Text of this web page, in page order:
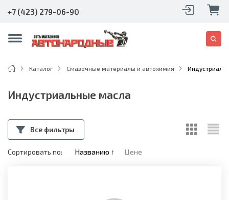
+7 (423) 279-06-90
Каталог Смазочные материалы и автохимия
Индустриальные масла
Все фильтры
Сортировать по: Названию ↑ Цене